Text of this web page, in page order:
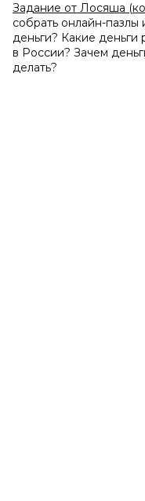
Задание от Лосяша
собрать онлайн-пазлы
деньги? Какие
в России? Зачем
делать?